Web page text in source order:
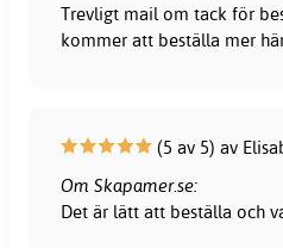
Trevligt mail om tack för
kommer att beställa mer
(5 av 5) av
Om Skapamer.se:
Det är lätt att beställa och